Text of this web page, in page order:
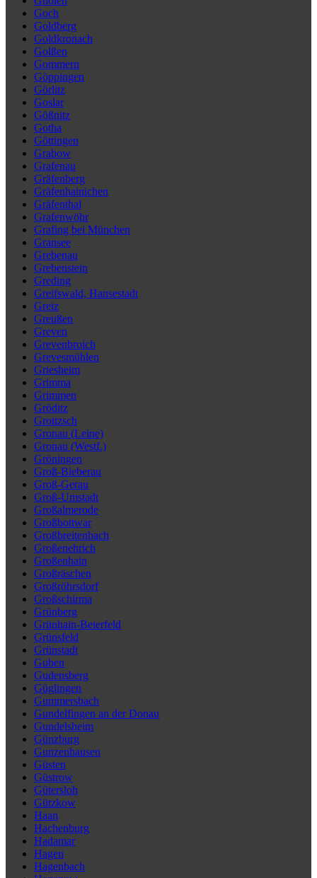
Goch
Goldberg
Goldkronach
Golßen
Gommern
Göppingen
Görlitz
Goslar
Gößnitz
Gotha
Göttingen
Grabow
Grafenau
Gräfenberg
Gräfenhainichen
Gräfenthal
Grafenwöhr
Grafing bei München
Gransee
Grebenau
Grebenstein
Greding
Greifswald, Hansestadt
Greiz
Greußen
Greven
Grevenbroich
Grevesmühlen
Griesheim
Grimma
Grimmen
Gröditz
Groitzsch
Gronau (Leine)
Gronau (Westf.)
Gröningen
Groß-Bieberau
Groß-Gerau
Groß-Umstadt
Großalmerode
Großbottwar
Großbreitenbach
Großenehrich
Großenhain
Großräschen
Großröhrsdorf
Großschirma
Grünberg
Grünhain-Beierfeld
Grünsfeld
Grünstadt
Guben
Gudensberg
Güglingen
Gummersbach
Gundelfingen an der Donau
Gundelsheim
Günzburg
Gunzenhausen
Güsten
Güstrow
Gütersloh
Gützkow
Haan
Hachenburg
Hadamar
Hagen
Hagenbach